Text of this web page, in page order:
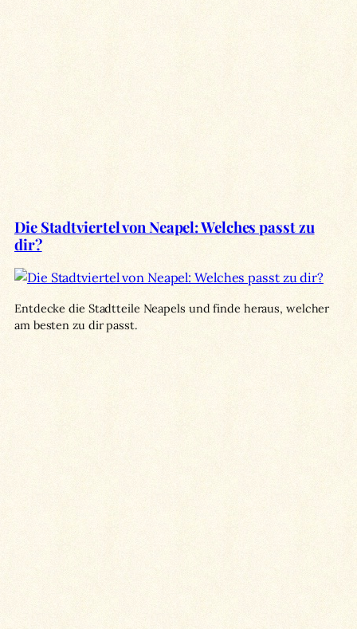
Die Stadtviertel von Neapel: Welches passt zu
dir?
Entdecke die Stadtteile Neapels und finde heraus, welcher
am besten zu dir passt.